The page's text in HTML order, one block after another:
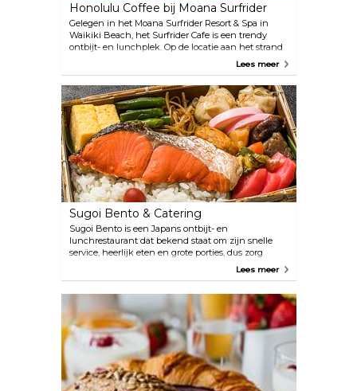
Honolulu Coffee bij Moana Surfrider
Gelegen in het Moana Surfrider Resort & Spa in
Waikiki Beach, het Surfrider Cafe is een trendy
ontbijt- en lunchplek. Op de locatie aan het strand
serveren ze gezonde gerechten en op de kaart vind
fruitschalen van het eiland, salades, vers bereide
lunchgerechten en sandwiches.
Lees meer
Sugoi Bento & Catering
Sugoi Bento is een Japans ontbijt- en
lunchrestaurant dat bekend staat om zijn snelle
service, heerlijk eten en grote porties, dus zorg
ervoor dat je honger hebt als je hier binnenloopt.
zonder hun beroemde krokante en malse
knoflookkip te proberen, je zult niet teleurgesteld
zijn.
Lees meer